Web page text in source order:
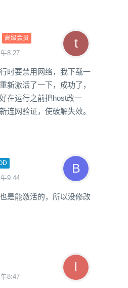
高级会员
8:27
时要禁用网络，我下载一
新激活了一下，成功了，
在运行之前把host改一
连网验证，使破解失效。
9:44
是能激活的，所以没修改
8:47